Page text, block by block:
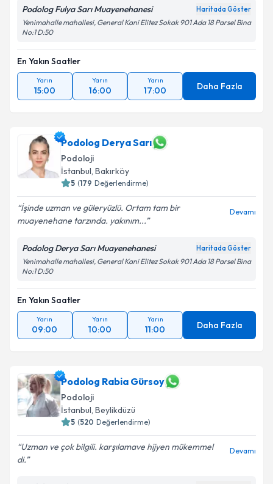
Podolog Fulya Sarı Muayenehanesi Haritada Göster
Yenimahalle mahallesi, General Kani Elitez Sokak 901 Ada 18 Parsel Bina
No:1 D:50
En Yakın Saatler
Yarın
15:00
Yarın
16:00
Yarın
17:00 Daha Fazla
Podolog Derya Sarı
Podoloji
İstanbul, Bakırköy
5 (179 Değerlendirme)
İşinde uzman ve güleryüzlü. Ortam tam bir
muayenehane tarzında. yakınım...
Devamı
Podolog Derya Sarı Muayenehanesi Haritada Göster
Yenimahalle mahallesi, General Kani Elitez Sokak 901 Ada 18 Parsel Bina
No:1 D:50
En Yakın Saatler
Yarın
09:00
Yarın
10:00
Yarın
11:00 Daha Fazla
Podolog Rabia Gürsoy
Podoloji
İstanbul, Beylikdüzü
5 (520 Değerlendirme)
Uzman ve çok bilgili. karşılamave hijyen mükemmel
di.
Devamı